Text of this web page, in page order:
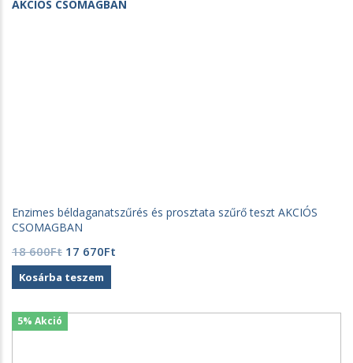
Enzimes béldaganatszűrés és prosztata szűrő teszt AKCIÓS
CSOMAGBAN
18 600Ft Original
price
was:
600Ft.
17 670Ft
670Ft.
Kosárba teszem
5% Akció